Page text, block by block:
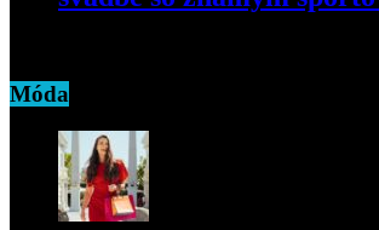
Móda